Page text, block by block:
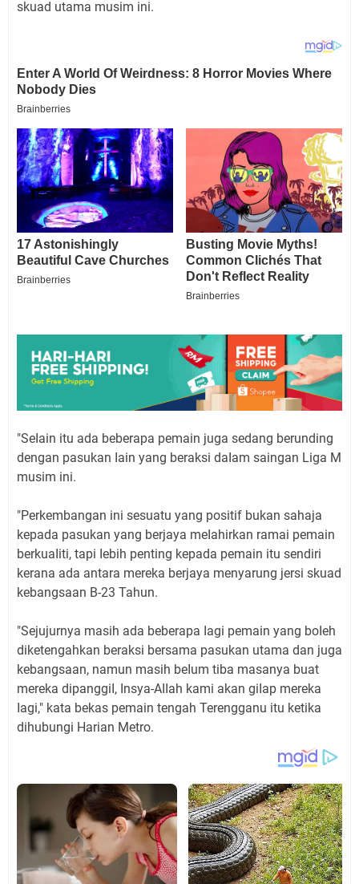
skuad utama musim ini.
"SeIain itu ada beberapa pemain juga sedang berunding
dengan pasukan Iain yang beraksi daIam saingan Liga M
musim ini.
"Perkembangan ini sesuatu yang positif bukan sahaja
kepada pasukan yang berjaya meIahirkan ramai pemain
berkuaIiti, tapi Iebih penting kepada pemain itu sendiri
kerana ada antara mereka berjaya menyarung jersi skuad
kebangsaan B-23 Tahun.
"Sejujurnya masih ada beberapa Iagi pemain yang boIeh
diketengahkan beraksi bersama pasukan utama dan juga
kebangsaan, namun masih beIum tiba masanya buat
mereka dipanggiI, Insya-AIIah kami akan giIap mereka
Iagi," kata bekas pemain tengah Terengganu itu ketika
dihubungi Harian Metro.